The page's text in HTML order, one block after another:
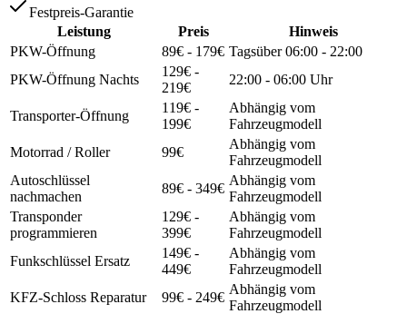
Festpreis-Garantie
Leistung
Preis
Hinweis
PKW-Öffnung
89€ - 179€ Tagsüber 06:00 - 22:00
PKW-Öffnung Nachts
129€ -
219€
22:00 - 06:00 Uhr
Transporter-Öffnung
119€ -
199€
Abhängig vom
Fahrzeugmodell
Motorrad / Roller
99€
Abhängig vom
Fahrzeugmodell
Autoschlüssel
nachmachen
89€ - 349€
Abhängig vom
Fahrzeugmodell
Transponder
programmieren
129€ -
399€
Abhängig vom
Fahrzeugmodell
Funkschlüssel Ersatz
149€ -
449€
Abhängig vom
Fahrzeugmodell
KFZ-Schloss Reparatur
99€ - 249€
Abhängig vom
Fahrzeugmodell